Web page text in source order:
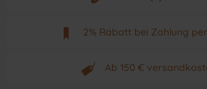
Mo - Fr. von 9 - 17
2% Rabatt bei Zahlung
Neuwertiges & aktuelles
Ab 150 €